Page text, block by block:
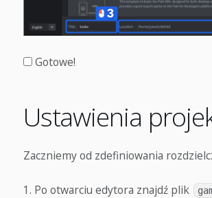
Gotowe!
Ustawienia
Zaczniemy od zdefiniowania
Po otwarciu edytora znajdź plik